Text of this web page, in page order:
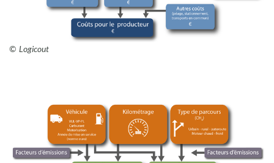
Logicout